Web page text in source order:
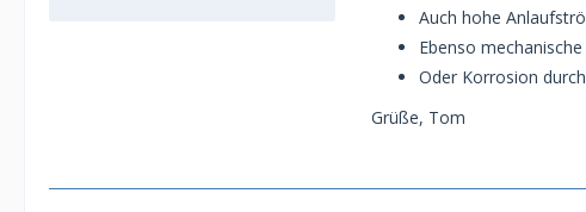
Auch hohe
Ebenso
Oder Korrosion
Grüße, Tom